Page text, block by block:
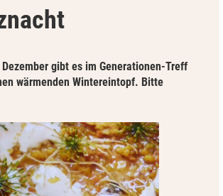
gibt es im Generationen-Treff
wärmenden Wintereintopf. Bitte